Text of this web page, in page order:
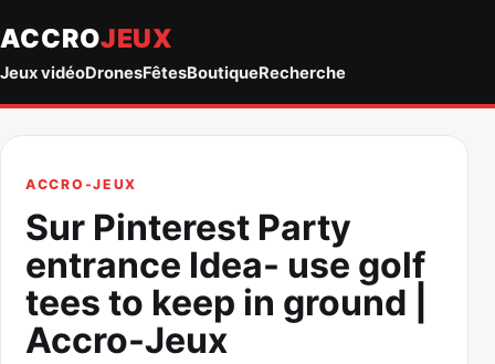
ACCROJEUX
Jeux vidéoDronesFêtesBoutiqueRecherche
ACCRO-JEUX
Sur Pinterest Party
entrance Idea- use golf
tees to keep in ground |
Accro-Jeux